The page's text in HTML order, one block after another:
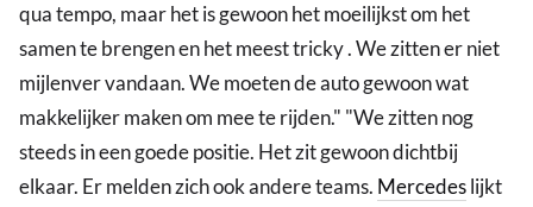
qua tempo, maar het is gewoon het moeilijkst om het
samen te brengen en het meest tricky . We zitten er niet
mijlenver vandaan. We moeten de auto gewoon wat
makkelijker maken om mee te rijden." "We zitten nog
steeds in een goede positie. Het zit gewoon dichtbij
elkaar. Er melden zich ook andere teams. Mercedeslijkt